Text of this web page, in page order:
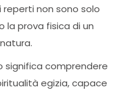
reperti non sono solo
la prova fisica di un
significa comprendere
egizia, capace